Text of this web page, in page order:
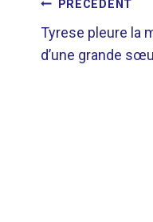
DE
PRÉCÉDENT
Tyrese pleure la
d’une grande